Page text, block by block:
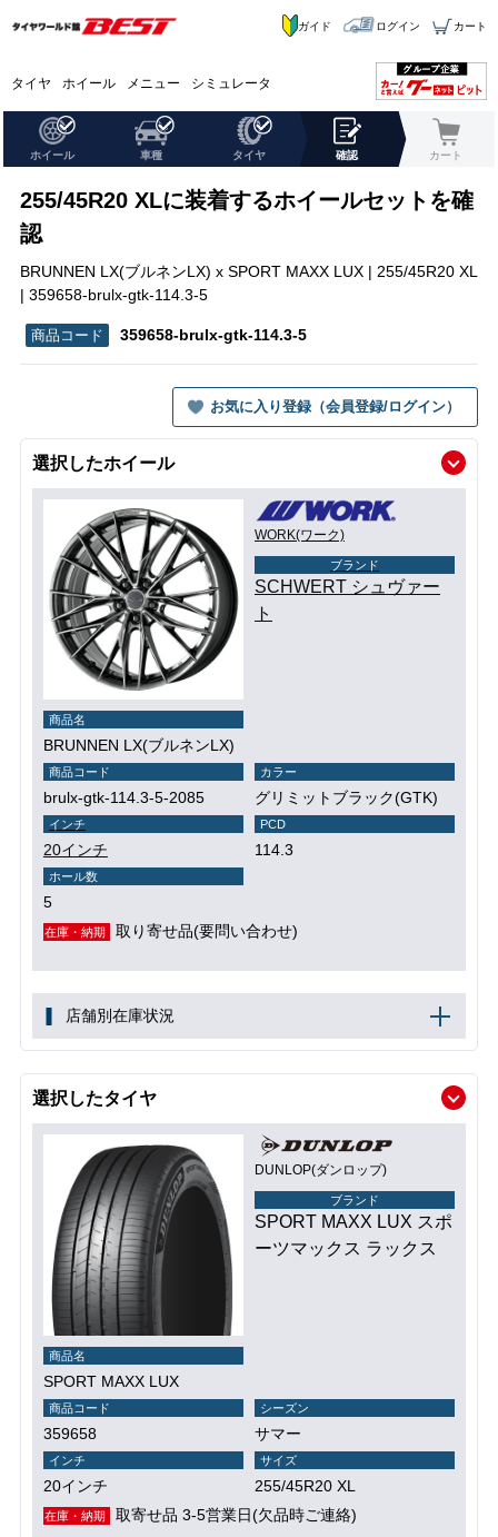
タイヤ ホイール メニュー シミュレータ
ガイド ログイン カート
ホイール 車種 タイヤ 確認 カート
255/45R20 XLに装着するホイールセットを確
認
BRUNNEN LX(ブルネンLX) x SPORT MAXX LUX | 255/45R20 XL
| 359658-brulx-gtk-114.3-5
359658-brulx-gtk-114.3-5
お気に入り登録（会員登録/ログイン）
選択したホイール
WORK(ワーク)
ブランド
SCHWERT シュヴァー
ト
商品名
BRUNNEN LX(ブルネンLX)
商品コード
brulx-gtk-114.3-5-2085
カラー
グリミットブラック(GTK)
インチ
20インチ
PCD
114.3
ホール数
5
在庫・納期 取り寄せ品(要問い合わせ)
店舗別在庫状況
選択したタイヤ
DUNLOP(ダンロップ)
ブランド
SPORT MAXX LUX スポ
ーツマックス ラックス
商品名
SPORT MAXX LUX
商品コード
359658
シーズン
サマー
インチ
20インチ
サイズ
255/45R20 XL
在庫・納期 取寄せ品 3-5営業日(欠品時ご連絡)